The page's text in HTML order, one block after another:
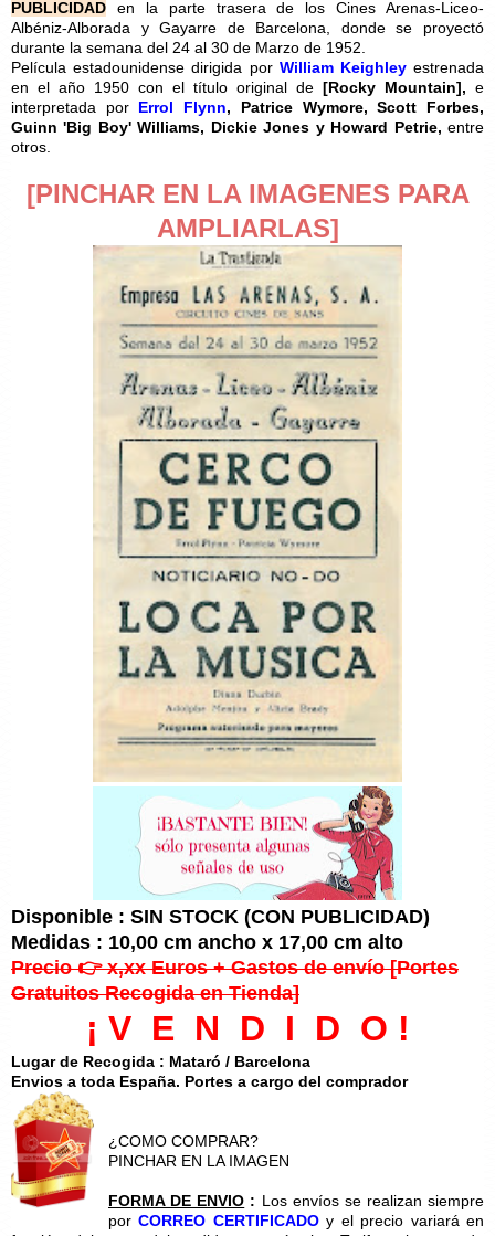
PUBLICIDAD en la parte trasera de los Cines Arenas-Liceo-
Albéniz-Alborada y Gayarre de Barcelona, donde se proyectó
durante la semana del 24 al 30 de Marzo de 1952.
Película estadounidense dirigida por William Keighleyestrenada
en el año 1950 con el título original de [Rocky Mountain], e
interpretada por Errol Flynn, Patrice Wymore, Scott Forbes,
Guinn 'Big Boy' Williams, Dickie Jones y Howard Petrie, entre
otros.
[PINCHAR EN LA IMAGENES PARA
AMPLIARLAS]
Disponible : SIN STOCK (CON PUBLICIDAD)
Medidas : 10,00 cm ancho x 17,00 cm alto
Precio 👉 x,xx Euros + Gastos de envío [Portes
Gratuitos Recogida en Tienda]
¡ V E N D I D O !
Lugar de Recogida : Mataró / Barcelona
Envios a toda España. Portes a cargo del comprador
¿COMO COMPRAR?
PINCHAR EN LA IMAGEN
FORMA DE ENVIO : Los envíos se realizan siempre
porCORREO CERTIFICADOy el precio variará en